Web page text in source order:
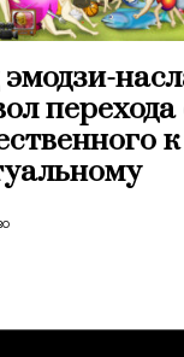
эмодзи-
перехода
к